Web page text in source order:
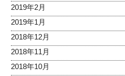
2019年2月
2019年1月
2018年12月
2018年11月
2018年10月